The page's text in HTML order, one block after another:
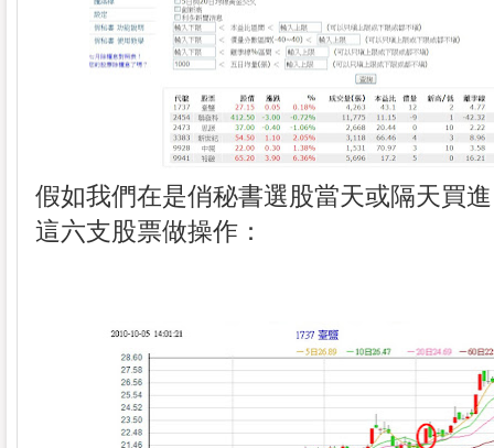
假如我們在是俏秘書選股當天或隔天買
這六支股票做操作：